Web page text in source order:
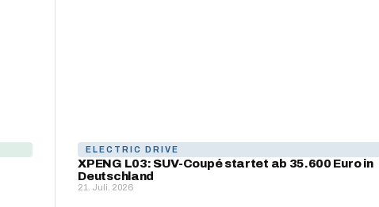
ELECTRIC DRIVE
XPENG L03: SUV-Coupé startet ab 35.600 Euro in
Deutschland
21. Juli. 2026